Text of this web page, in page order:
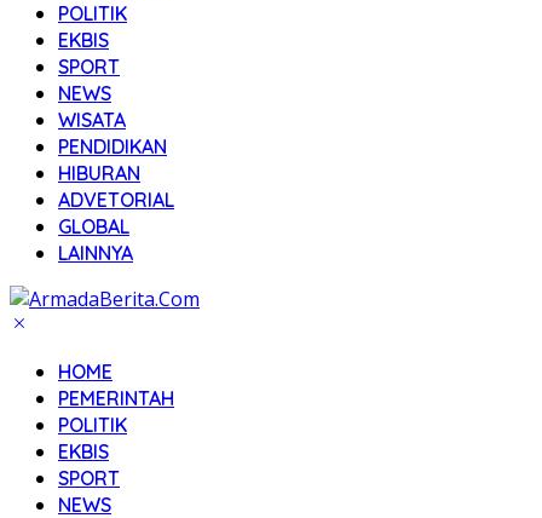
POLITIK
EKBIS
SPORT
NEWS
WISATA
PENDIDIKAN
HIBURAN
ADVETORIAL
GLOBAL
LAINNYA
HOME
PEMERINTAH
POLITIK
EKBIS
SPORT
NEWS